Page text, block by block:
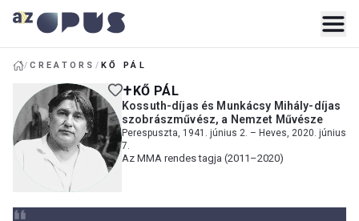
/CREATORS /KŐ PÁL
KŐ PÁL
Kossuth-díjas és Munkácsy Mihály-díjas
szobrászművész, a Nemzet Művésze
Perespuszta, 1941. június 2. – Heves, 2020. június
7.
Az MMA rendes tagja (2011–2020)